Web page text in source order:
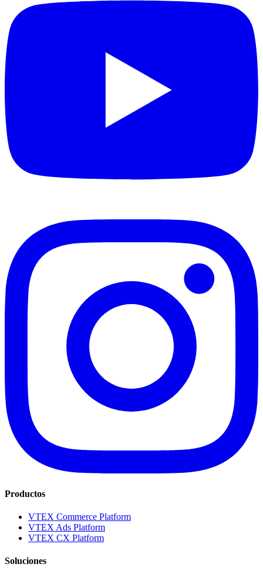
Productos
VTEX Commerce Platform
VTEX Ads Platform
VTEX CX Platform
Soluciones